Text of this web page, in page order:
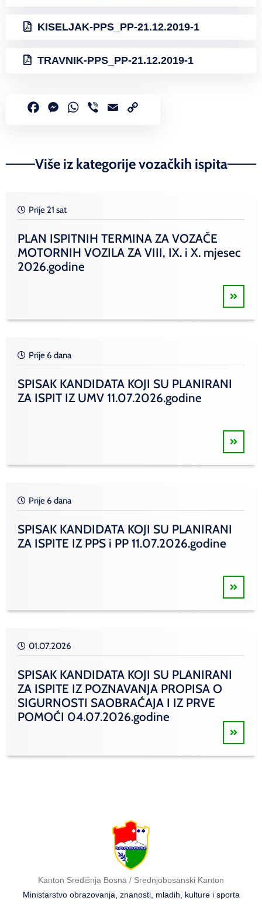
KISELJAK-PPS_PP-21.12.2019-1
TRAVNIK-PPS_PP-21.12.2019-1
FacebookMessenger
WhatsApp
Viber Email
Više iz kategorije vozačkih ispita
Prije 21 sat
PLAN ISPITNIH TERMINA ZA VOZAČE
MOTORNIH VOZILA ZA VIII, IX. i X. mjesec
2026.godine
Prije 6 dana
SPISAK KANDIDATA KOJI SU PLANIRANI
ZA ISPIT IZ UMV 11.07.2026.godine
Prije 6 dana
SPISAK KANDIDATA KOJI SU PLANIRANI
ZA ISPITE IZ PPS i PP 11.07.2026.godine
01.07.2026
SPISAK KANDIDATA KOJI SU PLANIRANI
ZA ISPITE IZ POZNAVANJA PROPISA O
SIGURNOSTI SAOBRAĆAJA I IZ PRVE
POMOĆI 04.07.2026.godine
Kanton Središnja Bosna / Srednjobosanski Kanton
Ministarstvo obrazovanja, znanosti, mladih, kulture i sporta